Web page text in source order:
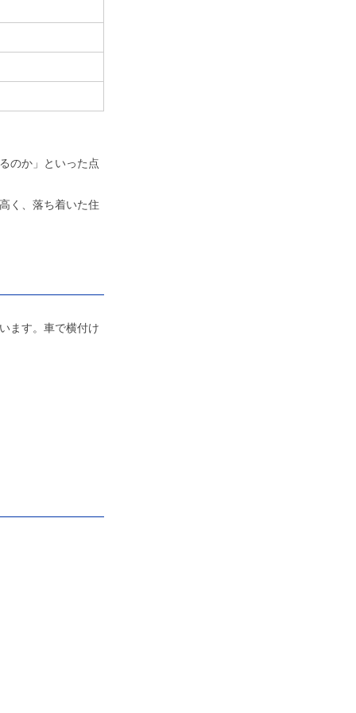
のか」といった点
く、落ち着いた住
ます。車で横付け